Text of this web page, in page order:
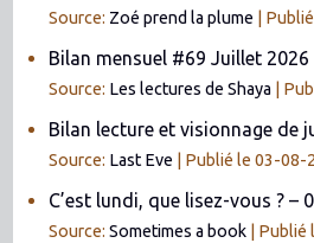
Source: Zoé prend la plume
Bilan mensuel #69 Juillet 2026
Source: Les lectures de Shaya
Bilan lecture et visionnage de
Source: Last Eve Publié le 03-08-
C’est lundi, que lisez-vous ? –
Source:Sometimes a book Publié